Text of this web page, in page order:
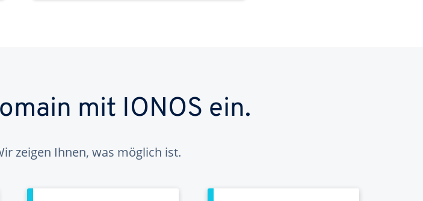
mit IONOS ein.
zeigen Ihnen, was möglich ist.